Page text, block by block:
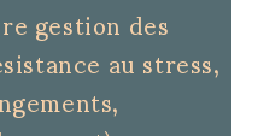
gestion des
au stress,